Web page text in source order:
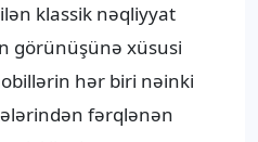
klassik nəqliyyat
görünüşünə xüsusi
hər biri nəinki
fərqlənən